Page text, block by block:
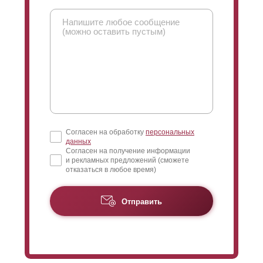
Согласен на обработку персональных
данных
Согласен на получение информации
и рекламных предложений (сможете
отказаться в любое время)
Отправить